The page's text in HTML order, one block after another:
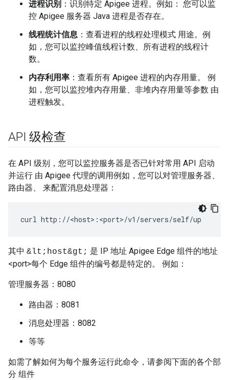
进程识别 ：识别特定 Apigee 进程。例如： 您可以监
控 Apigee 服务器 Java 进程是否存在。
线程统计信息 ：查看进程的线程处理模式 用途。例
如，您可以监控峰值线程计数、所有进程的线程计
数。
内存利用率 ：查看所有 Apigee 进程的内存用量。 例
如，您可以监控堆内存用量、非堆内存用量等参数 由
进程触发。
API 级检查
在 API 级别，您可以监控服务器是否已针对常用 API 启动
并运行 由 Apigee 代理的调用例如，您可以对管理服务器、
路由器、 来配置消息处理器：
curl http://<host>:<port>/v1/servers/self/up
其中 &lt;host&gt; 是 IP 地址 Apigee Edge 组件的地址
<port>每个 Edge 组件的编号都是特定的。 例如：
管理服务器：8080
路由器：8081
消息处理器：8082
等等
如需了解如何为每个服务运行此命令，请参阅下面的各个部
分 组件